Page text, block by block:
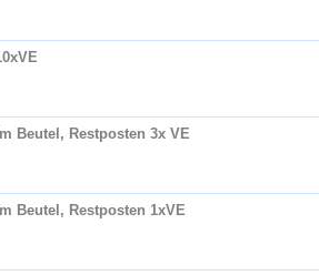
Beutel, Restposten 3x VE
Beutel, Restposten 1xVE